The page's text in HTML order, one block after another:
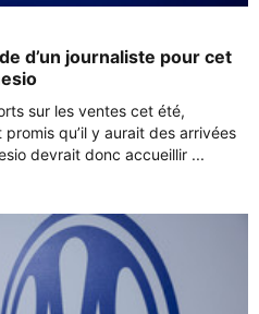
d’un journaliste pour cet
sur les ventes cet été,
qu’il y aurait des arrivées
devrait donc accueillir ...